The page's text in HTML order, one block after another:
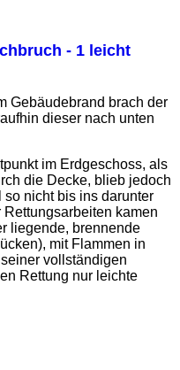
- 1 leicht
Gebäudebrand brach der
dieser nach unten
im Erdgeschoss, als
die Decke, blieb jedoch
nicht bis ins darunter
Rettungsarbeiten kamen
liegende, brennende
mit Flammen in
vollständigen
Rettung nur leichte